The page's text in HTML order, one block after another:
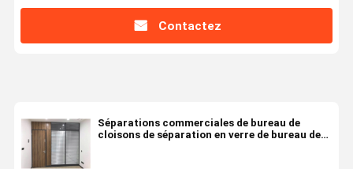
Contactez
Séparations commerciales de bureau de
cloisons de séparation en verre de bureau de